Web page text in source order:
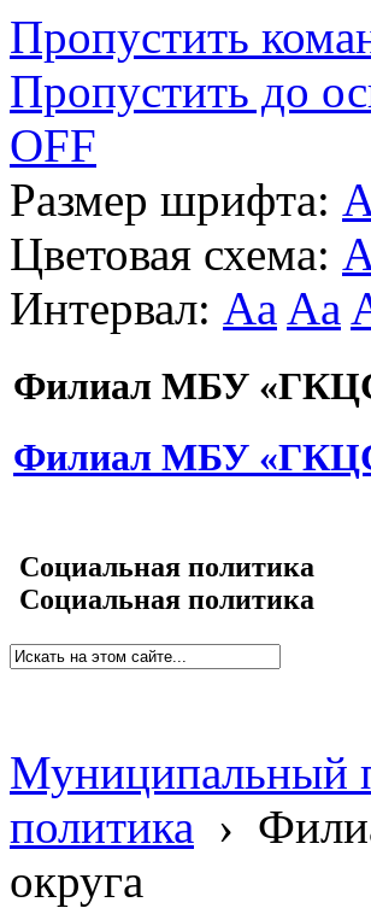
Пропустить
Пропустить до
OFF
Размер шрифта:
Цветовая схема:
Интервал: Aa Aa
Филиал МБУ
Филиал МБУ
Социальная политика
Социальная политика
Муниципальный
политика ›
округа